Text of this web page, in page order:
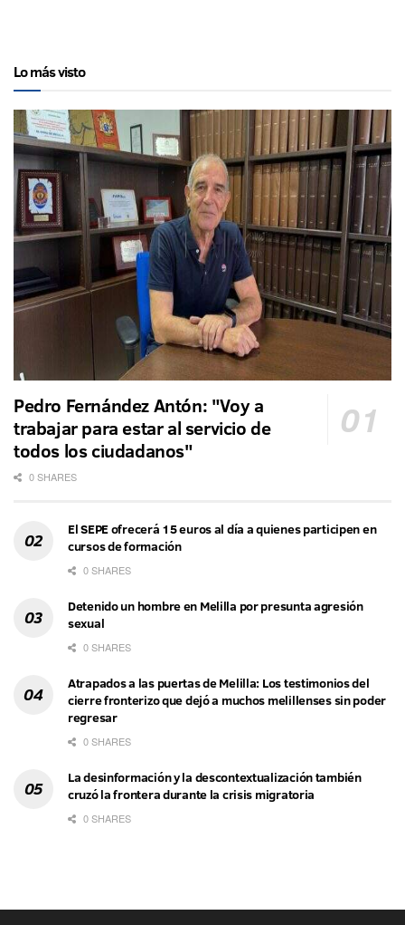
Lo más visto
Pedro Fernández Antón: "Voy a
trabajar para estar al servicio de
todos los ciudadanos"
0 SHARES
El SEPE ofrecerá 15 euros al día a quienes participen en
cursos de formación
0 SHARES
Detenido un hombre en Melilla por presunta agresión
sexual
0 SHARES
Atrapados a las puertas de Melilla: Los testimonios del
cierre fronterizo que dejó a muchos melillenses sin poder
regresar
0 SHARES
La desinformación y la descontextualización también
cruzó la frontera durante la crisis migratoria
0 SHARES